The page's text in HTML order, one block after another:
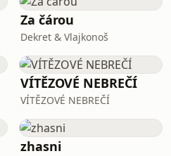
si povídali v další
Za čárou
Dekret & Vlajkonoš
VÍTĚZOVÉ NEBREČÍ
VÍTĚZOVÉ NEBREČÍ
zhasni